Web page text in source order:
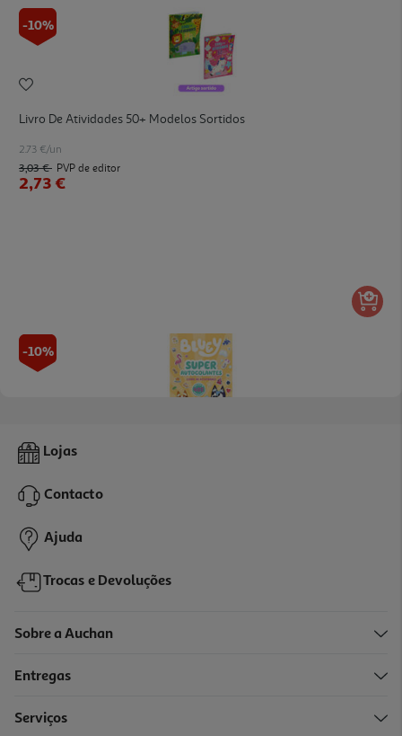
-10%
Livro De Atividades 50+ Modelos Sortidos
2.73 €/un
3,03 € PVP de editor
2,73 €
-10%
Livro Bluey: Superautocolantes - Livro De Atividades
12,95 € PVP de editor
11,66 €
-10%
Lojas
Contacto
Ajuda
Trocas e Devoluções
Sobre a Auchan
Entregas
Serviços